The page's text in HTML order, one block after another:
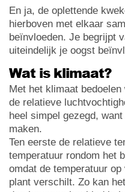
En ja, de oplettende
hierboven met elkaar
beïnvloeden. Je begrijpt
uiteindelijk je oogst
Wat is klimaat?
Met het klimaat
de relatieve
heel simpel gezegd,
maken.
Ten eerste de relatieve
temperatuur rondom het
omdat de temperatuur
plant verschilt. Zo kan